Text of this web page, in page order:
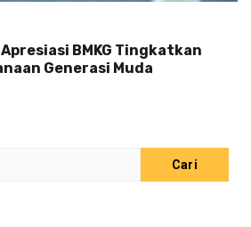
BMKG Tingkatkan
Generasi Muda